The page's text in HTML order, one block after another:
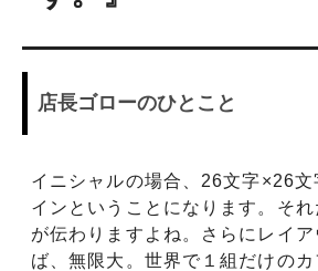
店長ゴローのひとこと
イニシャルの場合、26文字×26
インということになります。そ
が伝わりますよね。さらにレイ
ば、無限大。世界で１組だけの